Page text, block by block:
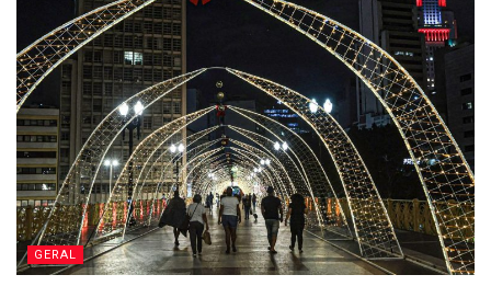
GERAL